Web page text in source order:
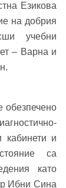
Езикова
на добрия
учебни
– Варна и
обезпечено
кабинети и
са
като
Ибни Сина